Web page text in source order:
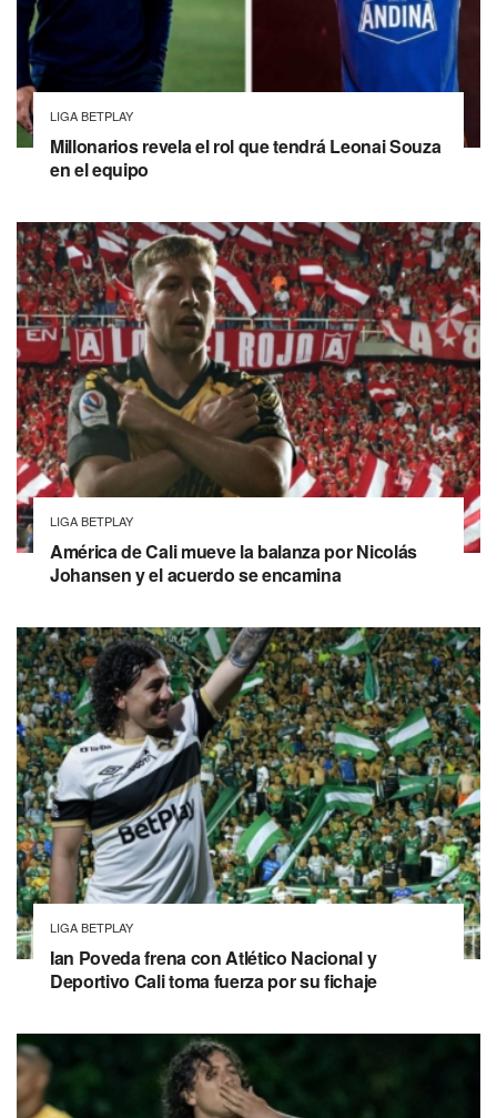
LIGA BETPLAY
Millonarios revela el rol que tendrá Leonai Souza
en el equipo
LIGA BETPLAY
América de Cali mueve la balanza por Nicolás
Johansen y el acuerdo se encamina
LIGA BETPLAY
Ian Poveda frena con Atlético Nacional y
Deportivo Cali toma fuerza por su fichaje